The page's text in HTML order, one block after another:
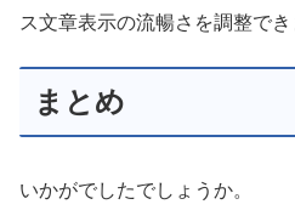
ス文章表示の流暢さを調整でき
まとめ
いかがでしたでしょうか。